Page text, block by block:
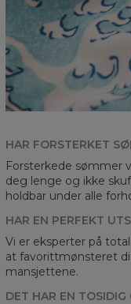
HAR FORSTERKET
Forsterkede sømmer
deg lenge og ikke
holdbar under alle
HAR EN PERFEKT
Vi er eksperter på
at favorittmønsteret
mansjettene.
DET HAR EN TOSIDIG